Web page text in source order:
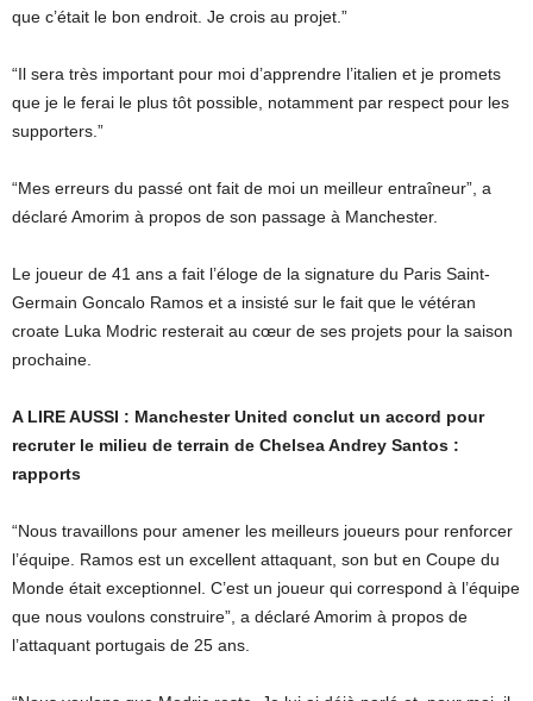
que c’était le bon endroit. Je crois au projet.”
“Il sera très important pour moi d’apprendre l’italien et je promets
que je le ferai le plus tôt possible, notamment par respect pour les
supporters.”
“Mes erreurs du passé ont fait de moi un meilleur entraîneur”, a
déclaré Amorim à propos de son passage à Manchester.
Le joueur de 41 ans a fait l’éloge de la signature du Paris Saint-
Germain Goncalo Ramos et a insisté sur le fait que le vétéran
croate Luka Modric resterait au cœur de ses projets pour la saison
prochaine.
A LIRE AUSSI : Manchester United conclut un accord pour
recruter le milieu de terrain de Chelsea Andrey Santos :
rapports
“Nous travaillons pour amener les meilleurs joueurs pour renforcer
l’équipe. Ramos est un excellent attaquant, son but en Coupe du
Monde était exceptionnel. C’est un joueur qui correspond à l’équipe
que nous voulons construire”, a déclaré Amorim à propos de
l’attaquant portugais de 25 ans.